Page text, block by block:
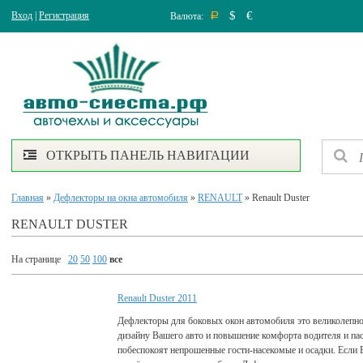
Вход Регистрация Валюта: Р $ €
ОТКРЫТЬ ПАНЕЛЬ НАВИГАЦИИ
Главная » Дефлекторы на окна автомобиля » RENAULT» Renault Duster
RENAULT DUSTER
На странице 20 50 100 все
Renault Duster 2011
Дефлекторы для боковых окон автомобиля это
дизайну Вашего авто и повышение комфорта водителя и
побеспокоят непрошенные гости-насекомые и осадки.